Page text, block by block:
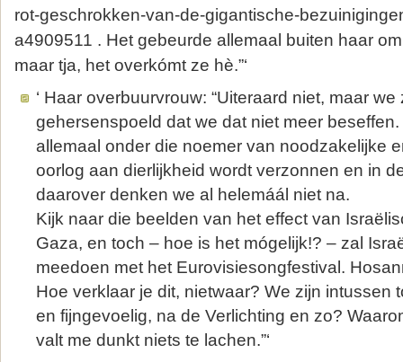
rot-geschrokken-van-de-gigantische-
a4909511 . Het gebeurde allemaal buiten haar
maar tja, het overkómt ze hè.”‘
‘ Haar overbuurvrouw: “Uiteraard niet, maar we
gehersenspoeld dat we dat niet meer
allemaal onder die noemer van noodzakelijke
oorlog aan dierlijkheid wordt verzonnen en in
daarover denken we al helemáál niet na.
Kijk naar die beelden van het effect van
Gaza, en toch – hoe is het mógelijk!? – zal
meedoen met het Eurovisiesongfestival.
Hoe verklaar je dit, nietwaar? We zijn intussen
en fijngevoelig, na de Verlichting en zo?
valt me dunkt niets te lachen.”‘